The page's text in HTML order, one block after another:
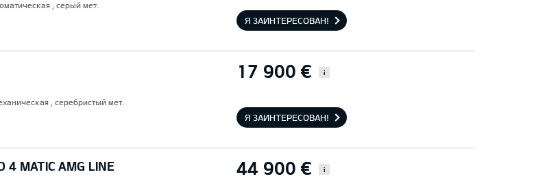
, серый мет.
Я ЗАИНТЕРЕСОВАН!
17 900 € i
, серебристый мет.
Я ЗАИНТЕРЕСОВАН!
4 MATIC AMG LINE 44 900 € i